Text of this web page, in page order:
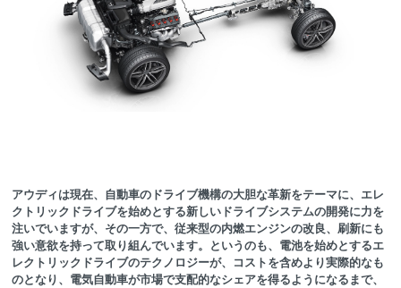
アウディは現在、自動車のドライブ機構の大胆な革新をテーマに、エレ
クトリックドライブを始めとする新しいドライブシステムの開発に力を
注いでいますが、その一方で、従来型の内燃エンジンの改良、刷新にも
強い意欲を持って取り組んでいます。というのも、電池を始めとするエ
レクトリックドライブのテクノロジーが、コストを含めより実際的なも
のとなり、電気自動車が市場で支配的なシェアを得るようになるまで、